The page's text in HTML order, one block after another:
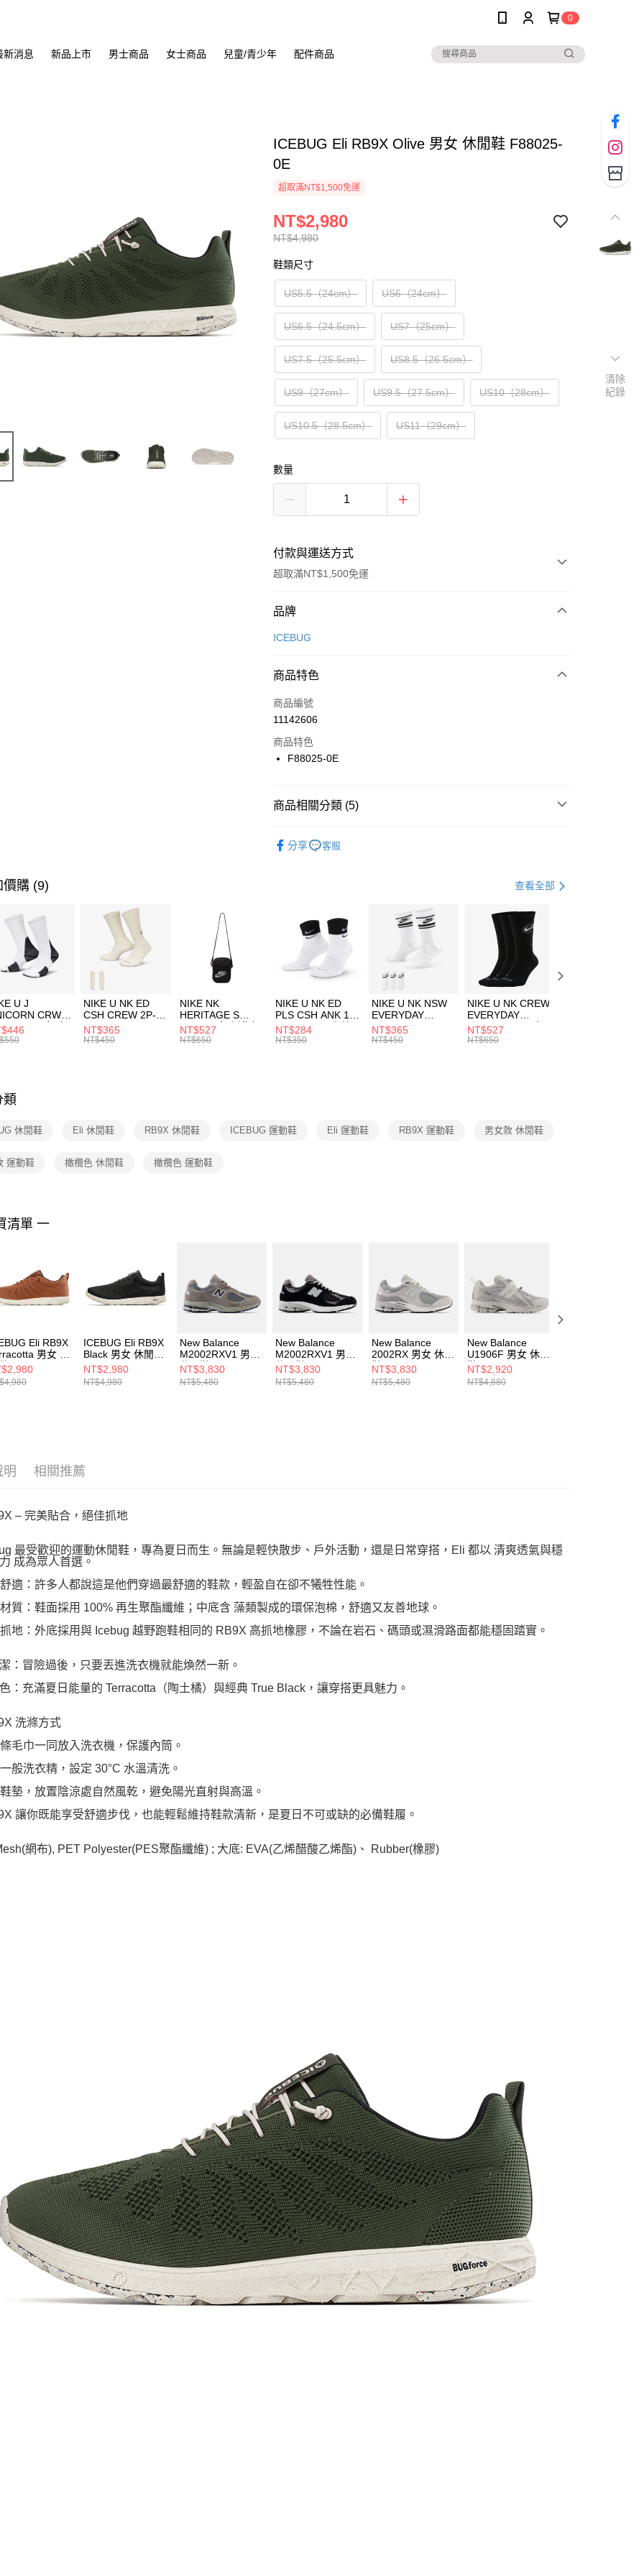
0
新消息 新品上市 男士商品 女士商品 兒童/青少年 配件商品
ICEBUG Eli RB9X Olive 男女 休閒鞋 F88025-
0E
超取滿NT$1,500免運
NT$4,980
NT$2,980
鞋類尺寸
US5.5（24cm） US6（24cm）
US6.5（24.5cm） US7（25cm）
US7.5（25.5cm） US8.5（26.5cm）
US9（27cm） US9.5（27.5cm） US10（28cm）
US10.5（28.5cm） US11（29cm）
數量
付款與運送方式
超取滿NT$1,500免運
付款方式
信用卡一次付款
合作金庫商業銀行
華南商業銀行
上海商業儲蓄銀行
國泰世華商業銀行
聯邦商業銀行
台新國際商業銀行
LINE Pay
Apple Pay
【關於「AFTEE先享後付」】
３．安心：先確認商品／服務後，再付款。
【「AFTEE先享後付」結帳流程】
１．於結帳方式選擇「AFTEE先享後付」後，將跳轉至「AFTEE先享後
付」結帳頁面，進行簡訊認證並確認金額後，即可完成結帳。
２．訂單成立數日內，您將收到繳費通知簡訊。
３．收到繳費通知簡訊後14天內，點擊此簡訊中的連結，可透過四大超商
／ATM／網路銀行／等多元方式進行付款，方視為交易完成。
※ 請注意：結帳手續完成當下不需立刻繳費，但若您需要取消訂單，請聯
絡購買商品的店家。未經商家同意取消之訂單仍視為有效，需透過AFTEE
先享後付繳納相關費用。
１．透過由恩沛科技股份有限公司提供之「AFTEE先享後付」服務完成之
交易，需依本服務之必要範圍內提供個人資料，並將交易相關給付款項請
形，恩沛科技股份有限公司將有權停止該用戶之使用額度並採取法律行
動。
每筆NT$100，滿NT$1,500(含以上)免運費
每筆NT$100，滿NT$1,500(含以上)免運費
付款後門市自取
每筆NT$100，滿NT$1,500(含以上)免運費
品牌
ICEBUG
商品特色
商品編號
11142606
商品特色
F88025-0E
商品相關分類 (5)
促銷活動 兒童/青少年｜鞋服6折起
分享 客服
價購 (9) 查看全部
U J
CRW
-160 男女 中
FZ3393100
NIKE U NK ED
CSH CREW 2P-
144 EMBRDY 男
女 短統襪
NT$365
NT$450
NIKE NK
HERITAGE S
SMIT 男女 側背包
BA5871010
NT$527
NT$650
NIKE U NK ED
PLS CSH ANK 1P
144 DBL 男 中統
襪 DH4058104
NT$284
NT$350
NIKE U NK NSW
EVERYDAY
ESSENTIAL CR
男女 短統襪
NT$365
NT$450
NIKE U NK CREW
EVERYDAY
BBALL 3PR 男女
長統襪
NT$527
NT$650
類
休閒鞋 Eli 休閒鞋 RB9X 休閒鞋 ICEBUG 運動鞋 Eli 運動鞋 RB9X 運動鞋 男女款 休閒鞋
運動鞋 橄欖色 休閒鞋 橄欖色 運動鞋
清單 一
Eli RB9X
男女 休
F0235010
ICEBUG Eli RB9X
Black 男女 休閒鞋
F88025-0A
NT$2,980
NT$4,980
New Balance
M2002RXV1 男女
休閒鞋
M2002RXC-D
NT$3,830
NT$5,480
New Balance
M2002RXV1 男女
休閒鞋
M2002RXD-D
NT$3,830
NT$5,480
New Balance
2002RX 男女 休閒
鞋 M2002RXJ-D
NT$3,830
NT$5,480
New Balance
U1906F 男女 休閒
鞋 U190611X-D
NT$2,920
NT$4,880
明 相關推薦
– 完美貼合，絕佳抓地
最受歡迎的運動休閒鞋，專為夏日而生。無論是輕快散步、戶外活動，還是日常穿搭，Eli 都以 清爽透氣與穩
成為眾人首選。
適：許多人都說這是他們穿過最舒適的鞋款，輕盈自在卻不犧牲性能。
質：鞋面採用 100% 再生聚酯纖維；中底含 藻類製成的環保泡棉，舒適又友善地球。
地：外底採用與 Icebug 越野跑鞋相同的 RB9X 高抓地橡膠，不論在岩石、碼頭或濕滑路面都能穩固踏實。
：冒險過後，只要丟進洗衣機就能煥然一新。
：充滿夏日能量的 Terracotta（陶土橘）與經典 True Black，讓穿搭更具魅力。
洗滌方式
毛巾一同放入洗衣機，保護內筒。
般洗衣精，設定 30°C 水溫清洗。
墊，放置陰涼處自然風乾，避免陽光直射與高溫。
讓你既能享受舒適步伐，也能輕鬆維持鞋款清新，是夏日不可或缺的必備鞋履。
網布), PET Polyester(PES聚酯纖維) ; 大底: EVA(乙烯醋酸乙烯酯)、 Rubber(橡膠)
清除
紀錄